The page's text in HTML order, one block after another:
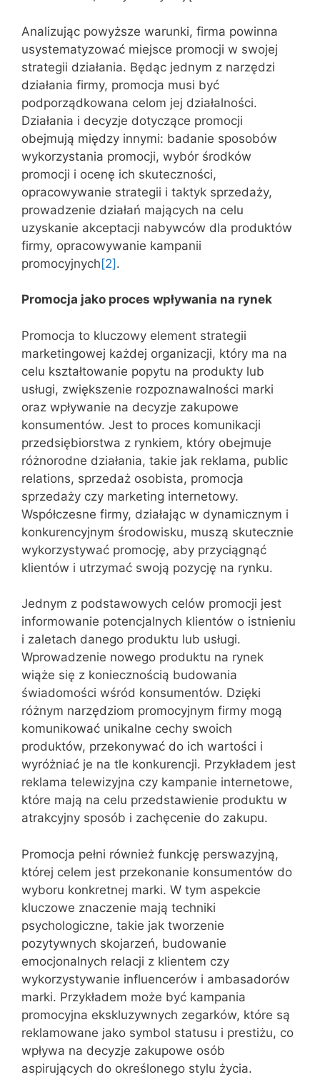
Analizując powyższe warunki, firma powinna
usystematyzować miejsce promocji w swojej
strategii działania. Będąc jednym z narzędzi
działania firmy, promocja musi być
podporządkowana celom jej działalności.
Działania i decyzje dotyczące promocji
obejmują między innymi: badanie sposobów
wykorzystania promocji, wybór środków
promocji i ocenę ich skuteczności,
opracowywanie strategii i taktyk sprzedaży,
prowadzenie działań mających na celu
uzyskanie akceptacji nabywców dla produktów
firmy, opracowywanie kampanii
promocyjnych[2].
Promocja jako proces wpływania na rynek
Promocja to kluczowy element strategii
marketingowej każdej organizacji, który ma na
celu kształtowanie popytu na produkty lub
usługi, zwiększenie rozpoznawalności marki
oraz wpływanie na decyzje zakupowe
konsumentów. Jest to proces komunikacji
przedsiębiorstwa z rynkiem, który obejmuje
różnorodne działania, takie jak reklama, public
relations, sprzedaż osobista, promocja
sprzedaży czy marketing internetowy.
Współczesne firmy, działając w dynamicznym i
konkurencyjnym środowisku, muszą skutecznie
wykorzystywać promocję, aby przyciągnąć
klientów i utrzymać swoją pozycję na rynku.
Jednym z podstawowych celów promocji jest
informowanie potencjalnych klientów o istnieniu
i zaletach danego produktu lub usługi.
Wprowadzenie nowego produktu na rynek
wiąże się z koniecznością budowania
świadomości wśród konsumentów. Dzięki
różnym narzędziom promocyjnym firmy mogą
komunikować unikalne cechy swoich
produktów, przekonywać do ich wartości i
wyróżniać je na tle konkurencji. Przykładem jest
reklama telewizyjna czy kampanie internetowe,
które mają na celu przedstawienie produktu w
atrakcyjny sposób i zachęcenie do zakupu.
Promocja pełni również funkcję perswazyjną,
której celem jest przekonanie konsumentów do
wyboru konkretnej marki. W tym aspekcie
kluczowe znaczenie mają techniki
psychologiczne, takie jak tworzenie
pozytywnych skojarzeń, budowanie
emocjonalnych relacji z klientem czy
wykorzystywanie influencerów i ambasadorów
marki. Przykładem może być kampania
promocyjna ekskluzywnych zegarków, które są
reklamowane jako symbol statusu i prestiżu, co
wpływa na decyzje zakupowe osób
aspirujących do określonego stylu życia.